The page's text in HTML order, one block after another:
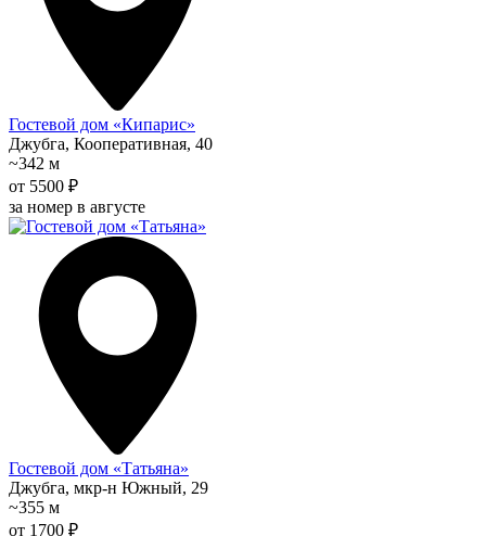
Гостевой дом «Кипарис»
Джубга, Кооперативная, 40
~342 м
от 5500 ₽
за номер в августе
Гостевой дом «Татьяна»
Джубга, мкр-н Южный, 29
~355 м
от 1700 ₽